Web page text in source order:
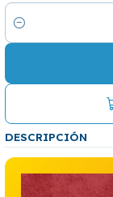
Cantidad
DESCRIPCIÓN